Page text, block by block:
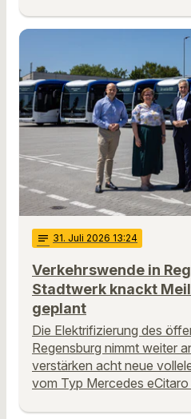
notes 31. Juli 2026 13:24
Verkehrswende in
Stadtwerk knackt
geplant
Die Elektrifizierung des
Regensburg nimmt weiter
verstärken acht neue
vom Typ Mercedes